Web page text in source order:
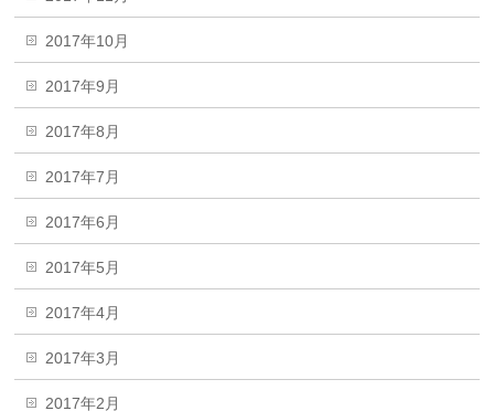
2017年10月
2017年9月
2017年8月
2017年7月
2017年6月
2017年5月
2017年4月
2017年3月
2017年2月